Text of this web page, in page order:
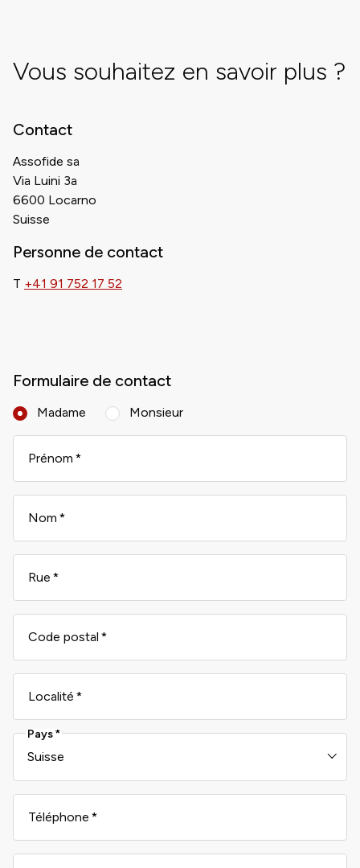
Vous souhaitez en savoir plus ?
Contact
Assofide sa
Via Luini 3a
6600 Locarno
Suisse
Personne de contact
T +41 91 752 17 52
Formulaire de contact
Madame Monsieur
Prénom
Nom
Rue
Code postal
Localité
Pays
Téléphone